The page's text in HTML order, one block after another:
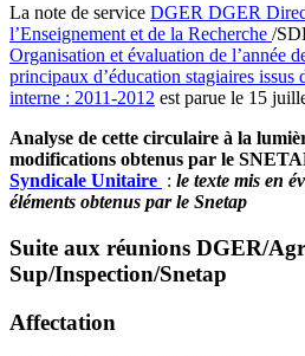
La note de service DGER DGER
l’Enseignement et de la Recherche /
Organisation et évaluation de l’année
principaux d’éducation stagiaires issus
interne : 2011-2012 est parue le 15
Analyse de cette circulaire à la
modifications obtenus par le
Syndicale Unitaire : le texte mis en
éléments obtenus par le Snetap
Suite aux réunions DGER/
Sup/Inspection/Snetap
Affectation